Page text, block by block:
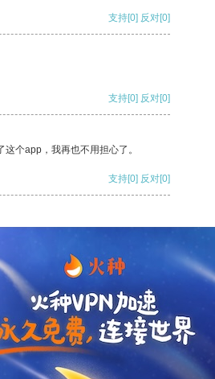
支持[0] 反对[0]
支持[0] 反对[0]
个app，我再也不用担心了。
支持[0] 反对[0]
支持
支持[0] 反对[0]